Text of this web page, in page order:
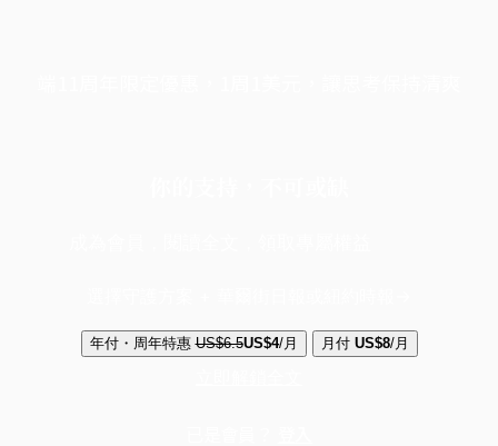
年付・周年特惠 US$6.5US$4/月 月付 US$8/月